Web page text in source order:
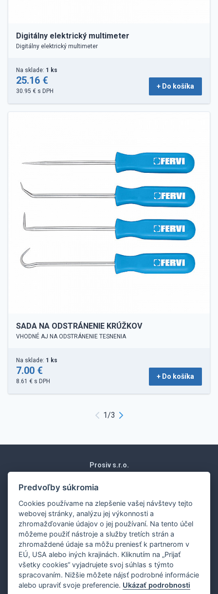
Digitálny elektrický multimeter
Digitálny elektrický multimeter
Na sklade: 1 ks
25.16 €
30.95 € s DPH
+ Do košíka
SADA NA ODSTRÁNENIE KRÚŽKOV
VHODNÉ AJ NA ODSTRÁNENIE TESNENIA
Na sklade: 1 ks
7.00 €
8.61 € s DPH
+ Do košíka
1/3
Prosiv s.r.o.
Vráble 952 01
Obchodné podmienky
Ochrana osobných údajov
Nákup na splátky
Dodanie
Ekonomické oddelenie:0907 243 648
Servisné,revízne oddelenie:0907 243 648
Nahlasovanie porúch:0907 243 648
Obchodné oddelenie: 0917 976 944
Predvoľby súkromia
Cookies používame na zlepšenie vašej návštevy tejto
webovej stránky, analýzu jej výkonnosti a
zhromažďovanie údajov o jej používaní. Na tento účel
môžeme použiť nástroje a služby tretích strán a
zhromaždené údaje sa môžu preniesť k partnerom v
EÚ, USA alebo iných krajinách. Kliknutím na „Prijať
všetky cookies“ vyjadrujete svoj súhlas s týmto
spracovaním. Nižšie môžete nájsť podrobné informácie
alebo upraviť svoje preferencie. Ukázať podrobnosti